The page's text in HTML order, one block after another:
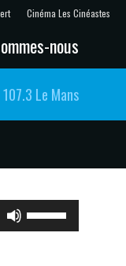
Cinéma Les Cinéastes
nous
107.3 Le Mans